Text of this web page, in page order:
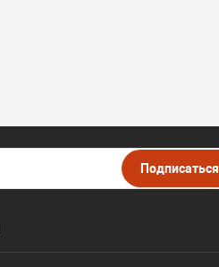
Подписаться